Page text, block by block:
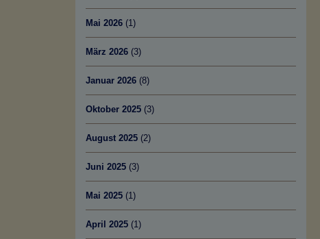
Mai 2026 (1)
März 2026 (3)
Januar 2026 (8)
Oktober 2025 (3)
August 2025 (2)
Juni 2025 (3)
Mai 2025 (1)
April 2025 (1)